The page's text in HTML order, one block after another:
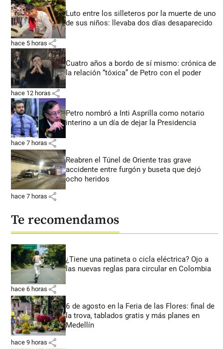
Luto entre los silleteros por la muerte de uno
de sus niños: llevaba dos días desaparecido
hace 5 horas share
Cuatro años a bordo de sí mismo: crónica de
la relación “tóxica” de Petro con el poder
hace 12 horas share
Petro nombró a Inti Asprilla como notario
interino a un día de dejar la Presidencia
hace 7 horas share
Reabren el Túnel de Oriente tras grave
accidente entre furgón y buseta que dejó
ocho heridos
hace 7 horas share
Te recomendamos
¿Tiene una patineta o cicla eléctrica? Ojo a
las nuevas reglas para circular en Colombia
hace 6 horas share
6 de agosto en la Feria de las Flores: final de
la trova, tablados gratis y más planes en
Medellín
hace 9 horas share